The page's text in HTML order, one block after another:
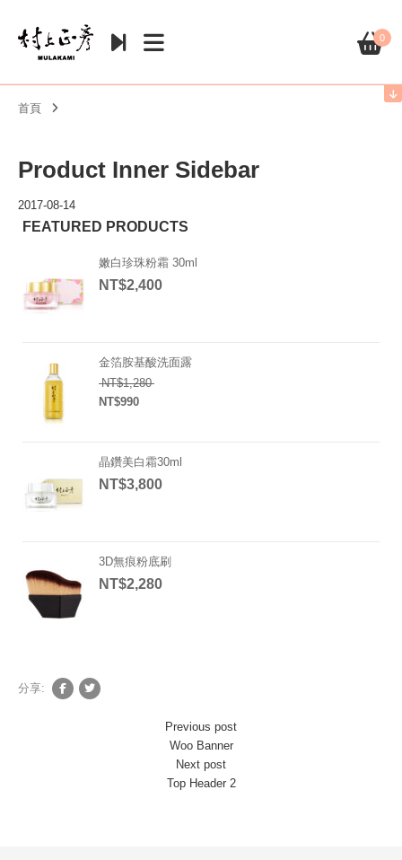
0
首頁
Product Inner Sidebar
2017-08-14
FEATURED PRODUCTS
嫩白珍珠粉霜 30ml
NT$2,400
金箔胺基酸洗面露
NT$1,280原始價格：NT$1,280。
NT$990
晶鑽美白霜30ml
NT$3,800
3D無痕粉底刷
NT$2,280
分享:
Previous post
Woo Banner
Next post
Top Header 2